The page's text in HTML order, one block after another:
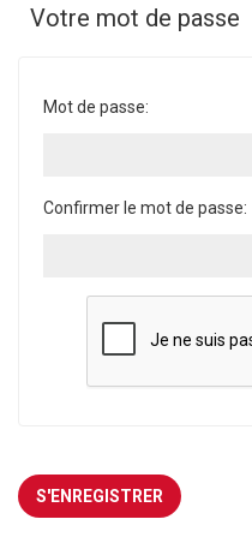
Votre mot de passe
Mot de passe:
Confirmer le mot de passe: